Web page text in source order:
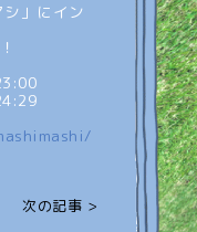
」にイン
次の記事 >